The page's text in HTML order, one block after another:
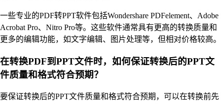
一些专业的PDF转PPT软件包括Wondershare PDFelement、Adobe
Acrobat Pro、Nitro Pro等。这些软件通常具有更高的转换质量和
更多的编辑功能，如文字编辑、图片处理等，但相对价格较高。
在转换PDF到PPT文件时，如何保证转换后的PPT文
件质量和格式符合预期？
要保证转换后的PPT文件质量和格式符合预期，可以在转换前先